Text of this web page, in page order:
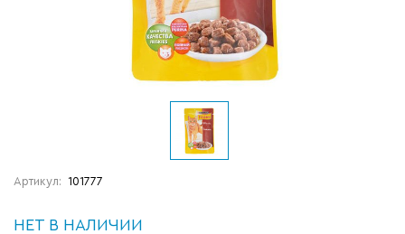
Артикул: 101777
НЕТ В НАЛИЧИИ